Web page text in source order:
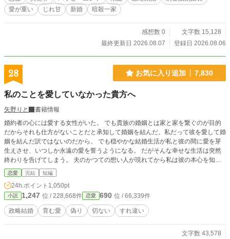
いく。
愛が重い
じれ甘 新婚 暗殺一家
感想数 0
文字数 15,128
最終更新日 2026.08.07
登録日 2026.08.06
28 お気に入り追加 7,830
私のことを愛していなかった貴方へ
矢野りと
書籍情報
婚約者の心には愛する女性がいた。 でも貴族の婚姻とは家と家を繋ぐのが目的
だからそれも仕方がないことだと承知して婚姻を結んだ。私だって彼を愛して婚
姻を結んだ訳ではないのだから。 でも穏やかな結婚生活が私と彼の間に愛を芽
生えさせ、いつしか永遠の愛を誓うようになる。 だがそんな幸せな生活は突然
終わりを告げてしまう。 夫のかつての想い人が現れてから私は彼の本心を知っ
てしまい…。 ＊設定はゆるいです。
恋愛 完結 短編
24h.ポイント 1,050pt
小説 1,247 位 / 228,668件 恋愛 690 位 / 66,339件
政略結婚 育む愛 偽り 切ない すれ違い
文字数 43,578